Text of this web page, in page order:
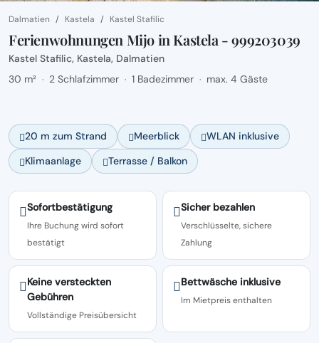
Dalmatien Kastela Kastel Stafilic
Ferienwohnungen Mijo in Kastela - 999203039
Kastel Stafilic, Kastela, Dalmatien
30 m² · 2 Schlafzimmer · 1 Badezimmer · max. 4 Gäste
20 m zum Strand Meerblick
WLAN inklusive
Klimaanlage
Terrasse / Balkon
Sofortbestätigung
Ihre Buchung wird sofort
bestätigt
Sicher bezahlen
Verschlüsselte, sichere
Zahlung
Keine versteckten
Gebühren
Vollständige Preisübersicht
Bettwäsche inklusive
Im Mietpreis enthalten